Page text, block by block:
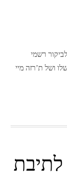
רשמי
ושל ת’רזה מיי
לתיבת